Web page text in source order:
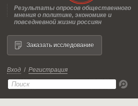
Результаты опросов общественного
мнения о политике, экономике и
повседневной жизни россиян
Вход / Регистрация
Заказать исследование